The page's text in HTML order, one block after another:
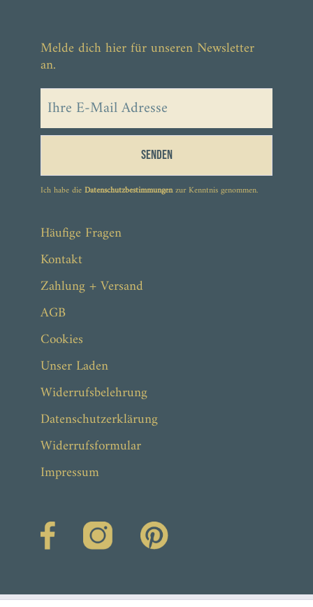
Melde dich hier für unseren Newsletter
an.
Senden
Ich habe dieDatenschutzbestimmungenzur Kenntnis genommen.
Häufige Fragen
Kontakt
Zahlung + Versand
AGB
Cookies
Unser Laden
Widerrufsbelehrung
Datenschutzerklärung
Widerrufsformular
Impressum